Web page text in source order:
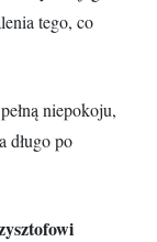
tego, co
niepokoju,
długo po